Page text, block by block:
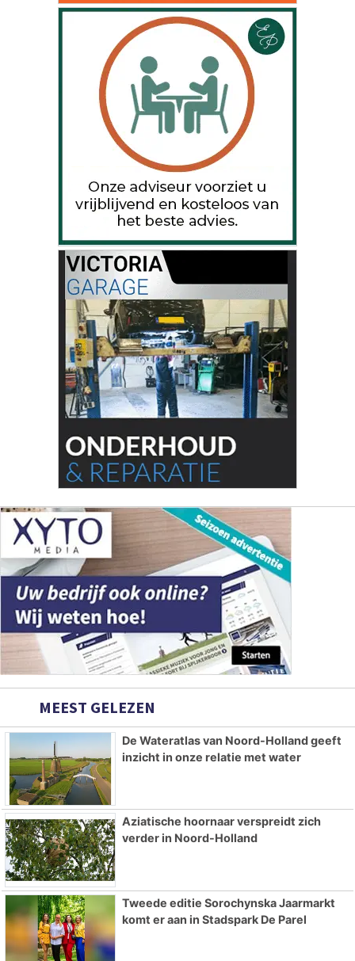
MEEST GELEZEN
De Wateratlas van Noord-Holland geeft
inzicht in onze relatie met water
Aziatische hoornaar verspreidt zich
verder in Noord-Holland
Tweede editie Sorochynska Jaarmarkt
komt er aan in Stadspark De Parel